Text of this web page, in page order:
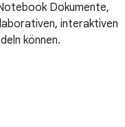
Dokumente,
interaktiven
können.